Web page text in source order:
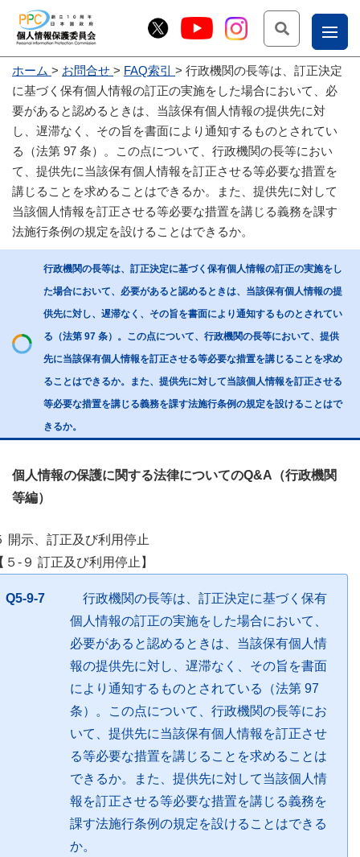
お
問
合
せ
こー
じょ
ー部
ホーム お問合せ FAQ索引
行政機関の長等は、訂正決定
に基づく保有個人情報の訂正の実施をした場合において、必
要があると認めるときは、当該保有個人情報の提供先に対
し、遅滞なく、その旨を書面により通知するものとされてい
る（法第 97 条）。この点について、行政機関の長等におい
て、提供先に当該保有個人情報を訂正させる等必要な措置を
講じることを求めることはできるか。また、提供先に対して
当該個人情報を訂正させる等必要な措置を講じる義務を課す
法施行条例の規定を設けることはできるか。
行政機関の長等は、訂正決定に基づく保有個人情報の訂正の実施をし
た場合において、必要があると認めるときは、当該保有個人情報の提
供先に対し、遅滞なく、その旨を書面により通知するものとされてい
る（法第 97 条）。この点について、行政機関の長等において、提供
先に当該保有個人情報を訂正させる等必要な措置を講じることを求め
ることはできるか。また、提供先に対して当該個人情報を訂正させる
等必要な措置を講じる義務を課す法施行条例の規定を設けることはで
きるか。
個人情報の保護に関する法律についてのQ&A（行政機関
等編）
開示、訂正及び利用停止
５-９ 訂正及び利用停止】
Q5-9-7
行政機関の長等は、訂正決定に基づく保有
個人情報の訂正の実施をした場合において、
必要があると認めるときは、当該保有個人情
報の提供先に対し、遅滞なく、その旨を書面
により通知するものとされている（法第 97
条）。この点について、行政機関の長等にお
いて、提供先に当該保有個人情報を訂正させ
る等必要な措置を講じることを求めることは
できるか。また、提供先に対して当該個人情
報を訂正させる等必要な措置を講じる義務を
課す法施行条例の規定を設けることはできる
か。